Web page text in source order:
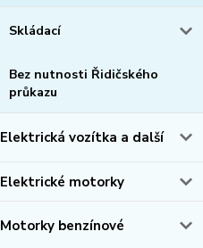
Skládací
Bez nutnosti Řidičského
průkazu
Elektrická vozítka a další
Elektrické motorky
Motorky benzínové